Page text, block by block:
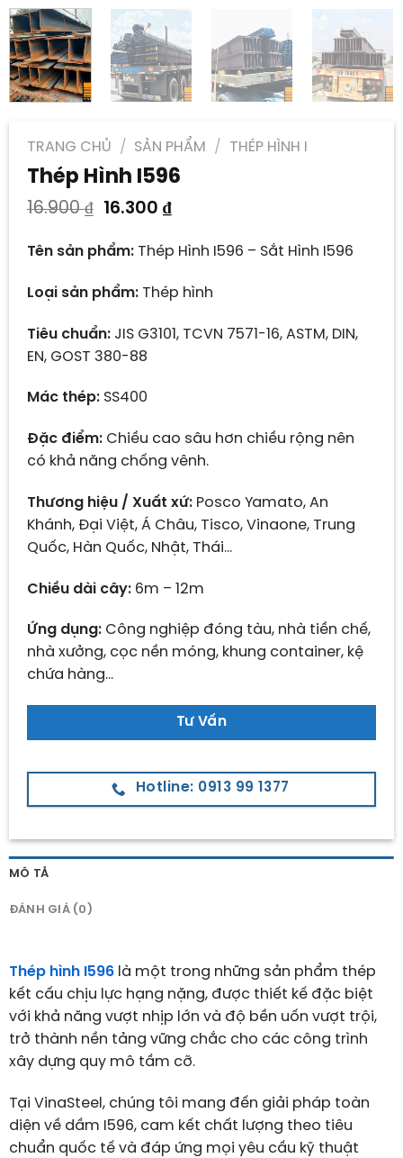
TRANG CHỦ / SẢN PHẨM / THÉP HÌNH I
Thép Hình I596
16.900₫
Giá
là:
16.900 ₫.
16.300 ₫Giá
tại
là:
Tên sản phẩm:Thép Hình I596 – Sắt Hình I596
Loại sản phẩm: Thép hình
Tiêu chuẩn:JIS G3101, TCVN 7571-16, ASTM, DIN,
EN, GOST 380-88
Mác thép: SS400
Đặc điểm: Chiều cao sâu hơn chiều rộng nên
có khả năng chống vênh.
Thương hiệu / Xuất xứ: Posco Yamato, An
Khánh, Đại Việt, Á Châu, Tisco, Vinaone, Trung
Quốc, Hàn Quốc, Nhật, Thái…
Chiều dài cây: 6m – 12m
Ứng dụng: Công nghiệp đóng tàu, nhà tiền chế,
nhà xưởng, cọc nền móng, khung container, kệ
chứa hàng…
Tư Vấn
Hotline: 0913 99 1377
MÔ TẢ
ĐÁNH GIÁ (0)
Thép hình I596là một trong những sản phẩm thép
kết cấu chịu lực hạng nặng, được thiết kế đặc biệt
với khả năng vượt nhịp lớn và độ bền uốn vượt trội,
trở thành nền tảng vững chắc cho các công trình
xây dựng quy mô tầm cỡ.
Tại VinaSteel, chúng tôi mang đến giải pháp toàn
diện về dầm I596, cam kết chất lượng theo tiêu
chuẩn quốc tế và đáp ứng mọi yêu cầu kỹ thuật